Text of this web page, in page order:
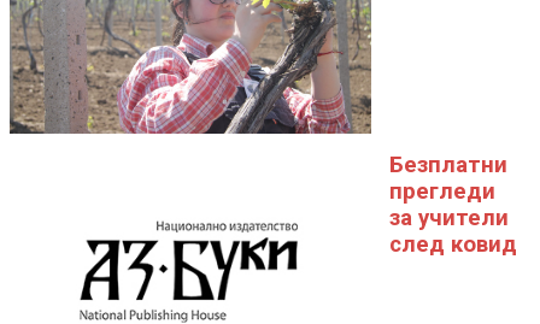
Безплатни
прегледи
за учители
след ковид